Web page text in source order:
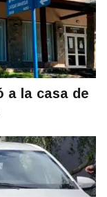
a la casa de